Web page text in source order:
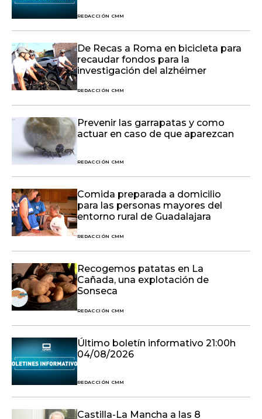
REDACCIÓN CMM
De Recas a Roma en bicicleta para
recaudar fondos para la
investigación del alzhéimer
REDACCIÓN CMM
Prevenir las garrapatas y como
actuar en caso de que aparezcan
REDACCIÓN CMM
Comida preparada a domicilio
para las personas mayores del
entorno rural de Guadalajara
REDACCIÓN CMM
Recogemos patatas en La
Cañada, una explotación de
Sonseca
REDACCIÓN CMM
Último boletín informativo 21:00h
04/08/2026
REDACCIÓN CMM
Castilla-La Mancha a las 8